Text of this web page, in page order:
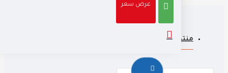
عرض سعر
منتجات ذات صله